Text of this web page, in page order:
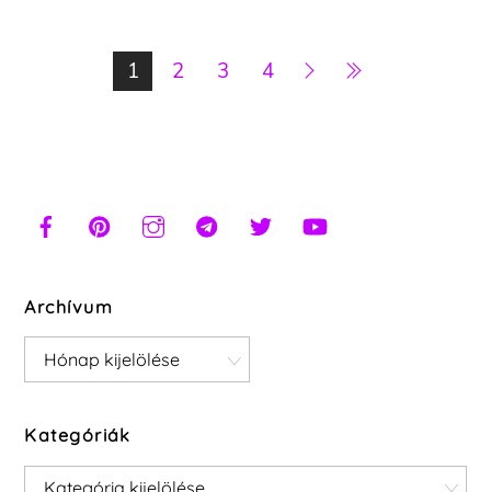
1 2 3 4
Archívum
Archívum
Kategóriák
Kategóriák